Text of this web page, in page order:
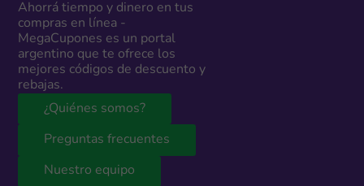
Ahorrá tiempo y dinero en tus
compras en línea -
MegaCupones es un portal
argentino que te ofrece los
mejores códigos de descuento y
rebajas.
¿Quiénes somos?
Preguntas frecuentes
Nuestro equipo